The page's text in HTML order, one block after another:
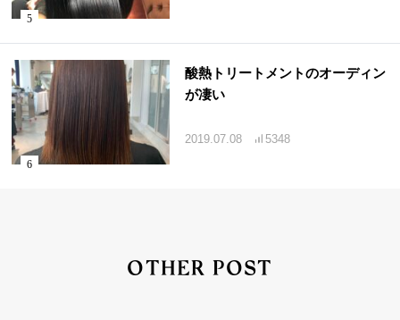
酸熱トリートメントのオーディン
が凄い
2019.07.08 5348
OTHER POST